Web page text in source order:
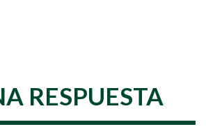
RESPUESTA